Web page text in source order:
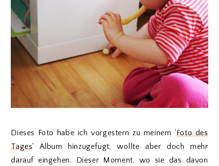
Dieses Foto habe ich vorgestern zu meinem 'Foto des
Tages' Album hinzugefügt, wollte aber doch mehr
darauf eingehen. Dieser Moment, wo sie das davon